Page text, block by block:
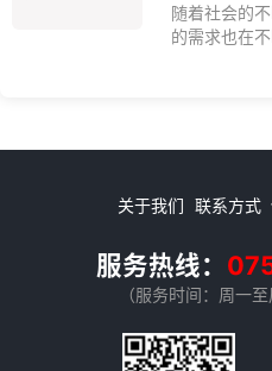
到卫浴间的
随着社会的
的需求也在
料，一线品
持续增长，
关于我们 联系方式
服务热线：
（服务时间：周一